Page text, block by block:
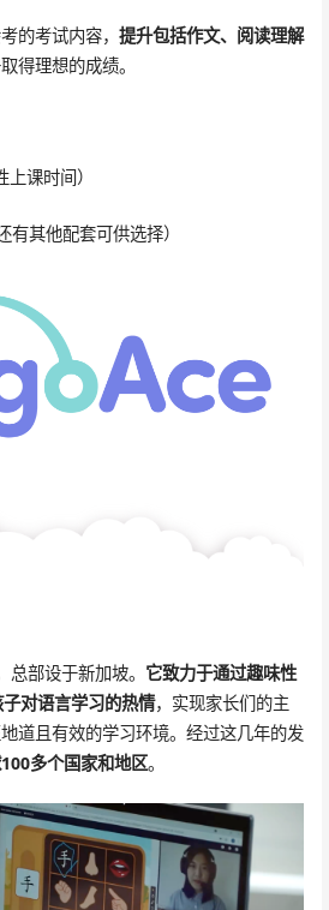
的考试内容， 提升包括作文、阅读理解
得理想的成绩。
课时间）
其他配套可供选择）
部设于新加坡。 它致力于通过趣味性
对语言学习的热情，实现家长们的主
道且有效的学习环境。经过这几年的发
多个国家和地区。